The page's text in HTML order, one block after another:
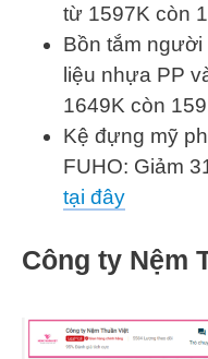
từ 1597K còn
Bồn tắm
liệu nhựa PP
1649K còn
Kệ đựng mỹ
FUHO: Giảm
tại đây
Công ty Nệm